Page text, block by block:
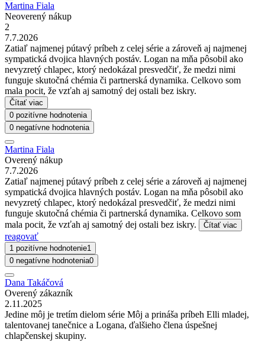
Martina Fiala
Neoverený nákup
2
7.7.2026
Zatiaľ najmenej pútavý príbeh z celej série a zároveň aj najmenej
sympatická dvojica hlavných postáv. Logan na mňa pôsobil ako
nevyzretý chlapec, ktorý nedokázal presvedčiť, že medzi nimi
funguje skutočná chémia či partnerská dynamika. Celkovo som
mala pocit, že vzťah aj samotný dej ostali bez iskry.
Čítať viac
0 pozitívne hodnotenia
0 negatívne hodnotenia
Martina Fiala
Overený nákup
7.7.2026
Zatiaľ najmenej pútavý príbeh z celej série a zároveň aj najmenej
sympatická dvojica hlavných postáv. Logan na mňa pôsobil ako
nevyzretý chlapec, ktorý nedokázal presvedčiť, že medzi nimi
funguje skutočná chémia či partnerská dynamika. Celkovo som
mala pocit, že vzťah aj samotný dej ostali bez iskry.
Čítať viac
reagovať
1 pozitívne hodnotenie1
0 negatívne hodnotenia0
Dana Takáčová
Overený zákazník
2.11.2025
Jedine môj je tretím dielom série Môj a prináša príbeh Elli mladej,
talentovanej tanečnice a Logana, ďalšieho člena úspešnej
chlapčenskej skupiny.